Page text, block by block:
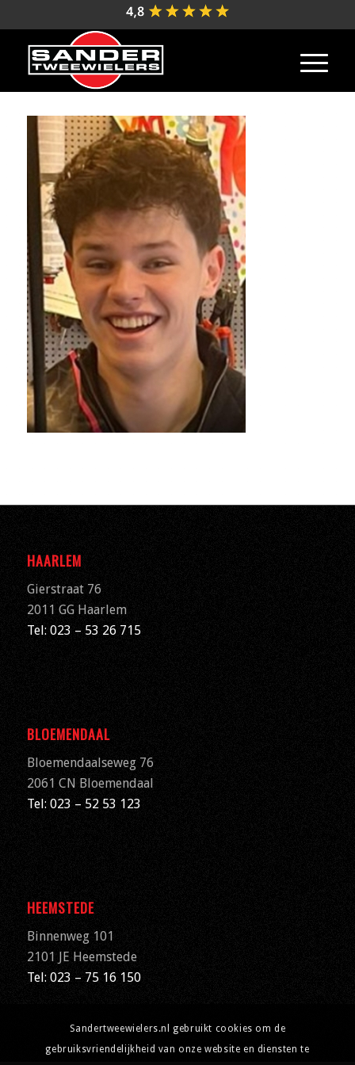
HAARLEM
Gierstraat 76
2011 GG Haarlem
Tel: 023 – 53 26 715
BLOEMENDAAL
Bloemendaalseweg 76
2061 CN Bloemendaal
Tel: 023 – 52 53 123
HEEMSTEDE
Binnenweg 101
2101 JE Heemstede
Tel: 023 – 75 16 150
Sandertweewielers.nl gebruikt cookies om de
gebruiksvriendelijkheid van onze website en diensten te